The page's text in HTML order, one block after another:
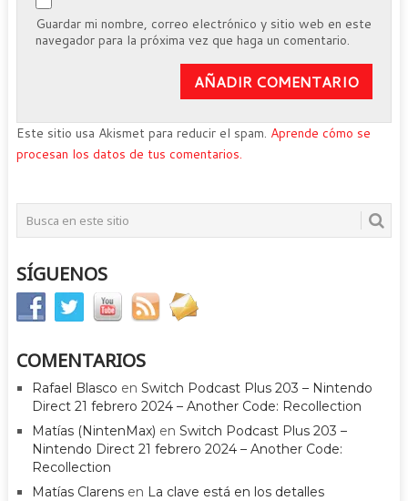
Guardar mi nombre, correo electrónico y sitio web en este
navegador para la próxima vez que haga un comentario.
Este sitio usa Akismet para reducir el spam. Aprende cómo se
procesan los datos de tus comentarios.
SÍGUENOS
COMENTARIOS
Rafael Blasco en Switch Podcast Plus 203 – Nintendo
Direct 21 febrero 2024 – Another Code: Recollection
Matías (NintenMax) en Switch Podcast Plus 203 –
Nintendo Direct 21 febrero 2024 – Another Code:
Recollection
Matías Clarensen La clave está en los detalles